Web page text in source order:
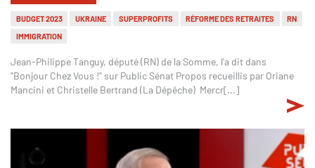
BUDGET 2023 UKRAINE SUPERPROFITS RÉFORME DES RETRAITES
RN
IMMIGRATION
Jean-Philippe Tanguy, député (RN) de la Somme, l'a dit dans
"Bonjour Chez Vous !" sur Public Sénat Propos recueillis par Oriane
Mancini et Christelle Bertrand (La Dépêche) Mercr[...]